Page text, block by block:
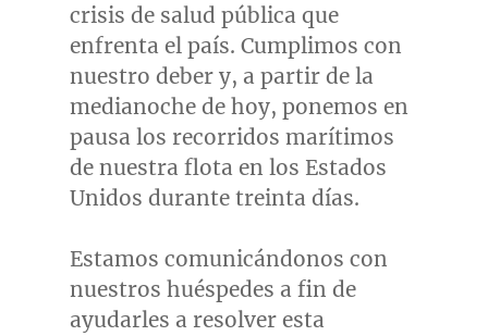
crisis de salud pública que
enfrenta el país. Cumplimos con
nuestro deber y, a partir de la
medianoche de hoy, ponemos en
pausa los recorridos marítimos
de nuestra flota en los Estados
Unidos durante treinta días.
Estamos comunicándonos con
nuestros huéspedes a fin de
ayudarles a resolver esta